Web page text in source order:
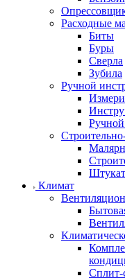
Расходные
Биты
Буры
Сверла
Зубила
Ручной
Ручной
Климат
Сплит-